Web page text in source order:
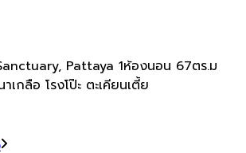
Pattaya 1ห้องนอน 67ตร.ม
เกลือ โรงโป๊ะ ตะเคียนเตี้ย